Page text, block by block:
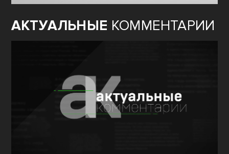
АКТУАЛЬНЫЕ КОММЕНТАРИИ